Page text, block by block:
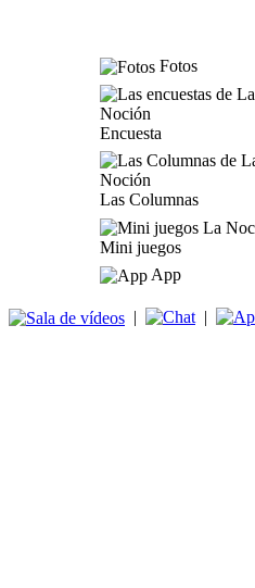
Fotos
Encuesta
Las Columnas
Mini juegos
App
| |